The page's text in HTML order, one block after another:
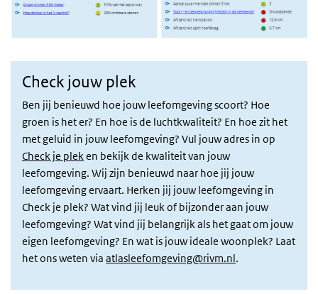
Check jouw plek
Ben jij benieuwd hoe jouw leefomgeving scoort? Hoe
groen is het er? En hoe is de luchtkwaliteit? En hoe zit het
met geluid in jouw leefomgeving? Vul jouw adres in op
Check je pleken bekijk de kwaliteit van jouw
leefomgeving. Wij zijn benieuwd naar hoe jij jouw
leefomgeving ervaart. Herken jij jouw leefomgeving in
Check je plek? Wat vind jij leuk of bijzonder aan jouw
leefomgeving? Wat vind jij belangrijk als het gaat om jouw
eigen leefomgeving? En wat is jouw ideale woonplek? Laat
het ons weten via atlasleefomgeving@rivm.nl.